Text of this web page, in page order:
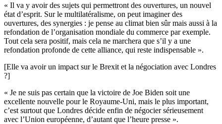
« Il va y avoir des sujets qui permettront des ouvertures, un nouvel
état d’esprit. Sur le multilatéralisme, on peut imaginer des
ouvertures, des synergies : je pense au climat bien sûr mais aussi à la
refondation de l’organisation mondiale du commerce par exemple.
Tout cela sera positif, mais cela ne marchera que s’il y a une
refondation profonde de cette alliance, qui reste indispensable ».
[Elle va avoir un impact sur le Brexit et la négociation avec Londres
?]
« Je ne suis pas certain que la victoire de Joe Biden soit une
excellente nouvelle pour le Royaume-Uni, mais le plus important,
c’est surtout que Londres décide enfin de négocier sérieusement
avec l’Union européenne, d’autant que l’heure presse ».